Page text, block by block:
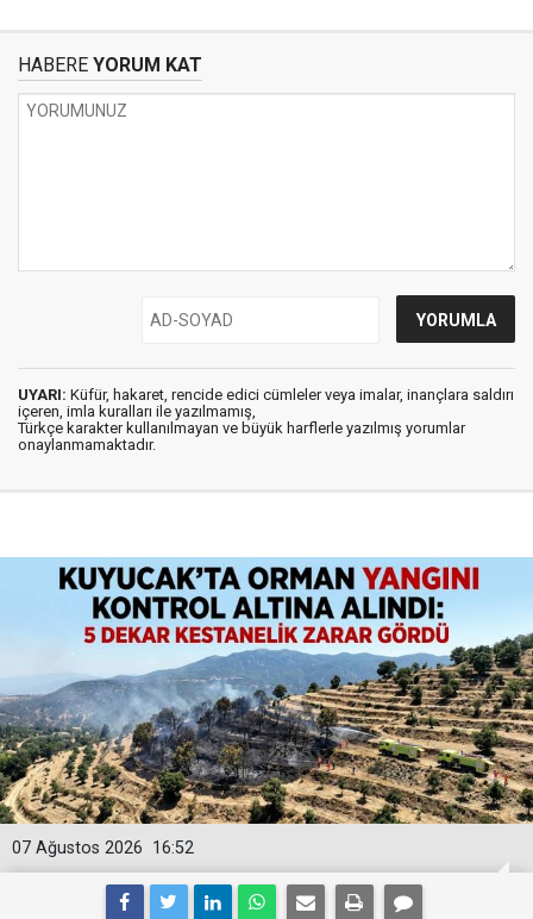
HABERE YORUM KAT
UYARI: Küfür, hakaret, rencide edici cümleler veya imalar, inançlara saldırı
içeren, imla kuralları ile yazılmamış,
Türkçe karakter kullanılmayan ve büyük harflerle yazılmış yorumlar
onaylanmamaktadır.
16:52
07 Ağustos 2026